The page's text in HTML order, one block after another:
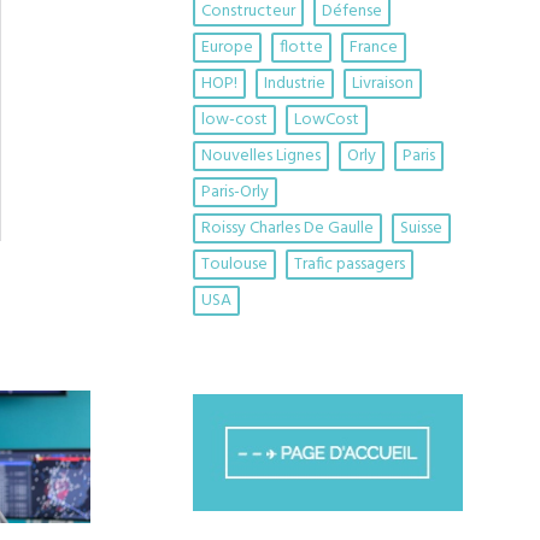
Constructeur
Défense
Europe
flotte
France
HOP!
Industrie
Livraison
low-cost
LowCost
Nouvelles Lignes
Orly
Paris
Paris-Orly
Roissy Charles De Gaulle
Suisse
Toulouse
Trafic passagers
USA